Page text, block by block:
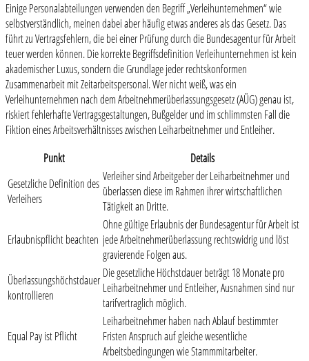
Einige Personalabteilungen verwenden den Begriff „Verleihunternehmen“ wie
selbstverständlich, meinen dabei aber häufig etwas anderes als das Gesetz. Das
führt zu Vertragsfehlern, die bei einer Prüfung durch die Bundesagentur für Arbeit
teuer werden können. Die korrekte Begriffsdefinition Verleihunternehmen ist kein
akademischer Luxus, sondern die Grundlage jeder rechtskonformen
Zusammenarbeit mit Zeitarbeitspersonal. Wer nicht weiß, was ein
Verleihunternehmen nach dem Arbeitnehmerüberlassungsgesetz (AÜG) genau ist,
riskiert fehlerhafte Vertragsgestaltungen, Bußgelder und im schlimmsten Fall die
Fiktion eines Arbeitsverhältnisses zwischen Leiharbeitnehmer und Entleiher.
Punkt
Details
Gesetzliche Definition des
Verleihers
Verleiher sind Arbeitgeber der Leiharbeitnehmer und
überlassen diese im Rahmen ihrer wirtschaftlichen
Tätigkeit an Dritte.
Erlaubnispflicht beachten
Ohne gültige Erlaubnis der Bundesagentur für Arbeit ist
jede Arbeitnehmerüberlassung rechtswidrig und löst
gravierende Folgen aus.
Überlassungshöchstdauer
kontrollieren
Die gesetzliche Höchstdauer beträgt 18 Monate pro
Leiharbeitnehmer und Entleiher, Ausnahmen sind nur
tarifvertraglich möglich.
Equal Pay ist Pflicht
Leiharbeitnehmer haben nach Ablauf bestimmter
Fristen Anspruch auf gleiche wesentliche
Arbeitsbedingungen wie Stammmitarbeiter.